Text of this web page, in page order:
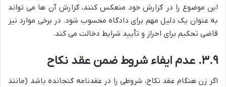
این موضوع را در گزارش خود منعکس کنند، گزارش آن ها می تواند
به عنوان یک دلیل مهم برای دادگاه محسوب شود. در برخی موارد نیز
قاضی تحکیم برای احراز و تأیید شرایط دخالت می کند.
۳.۹. عدم ایفاء شروط ضمن عقد نکاح
اگر زن هنگام عقد نکاح، شروطی را در عقدنامه گنجانده باشد (مانند